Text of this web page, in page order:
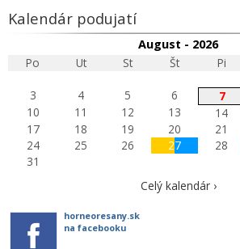
Kalendár podujatí
August - 2026
Po
Ut St Št Pi
3
4 5 6 7
10
11 12 13 14
17
18 19 20 21
24
25 26 27 28
31
Celý kalendár ›
horneoresany.sk
na facebooku